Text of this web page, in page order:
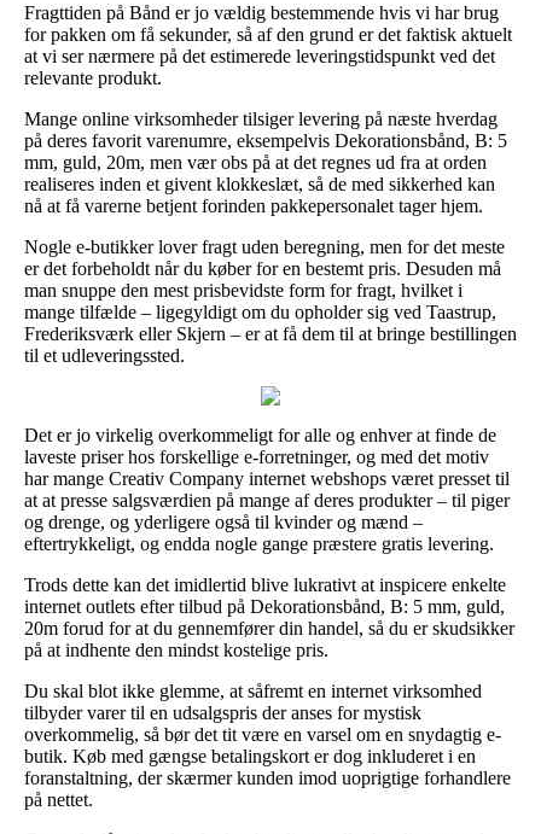
Fragttiden på Bånd er jo vældig bestemmende hvis vi har brug
for pakken om få sekunder, så af den grund er det faktisk aktuelt
at vi ser nærmere på det estimerede leveringstidspunkt ved det
relevante produkt.
Mange online virksomheder tilsiger levering på næste hverdag
på deres favorit varenumre, eksempelvis Dekorationsbånd, B: 5
mm, guld, 20m, men vær obs på at det regnes ud fra at orden
realiseres inden et givent klokkeslæt, så de med sikkerhed kan
nå at få varerne betjent forinden pakkepersonalet tager hjem.
Nogle e-butikker lover fragt uden beregning, men for det meste
er det forbeholdt når du køber for en bestemt pris. Desuden må
man snuppe den mest prisbevidste form for fragt, hvilket i
mange tilfælde – ligegyldigt om du opholder sig ved Taastrup,
Frederiksværk eller Skjern – er at få dem til at bringe bestillingen
til et udleveringssted.
Det er jo virkelig overkommeligt for alle og enhver at finde de
laveste priser hos forskellige e-forretninger, og med det motiv
har mange Creativ Company internet webshops været presset til
at at presse salgsværdien på mange af deres produkter – til piger
og drenge, og yderligere også til kvinder og mænd –
eftertrykkeligt, og endda nogle gange præstere gratis levering.
Trods dette kan det imidlertid blive lukrativt at inspicere enkelte
internet outlets efter tilbud på Dekorationsbånd, B: 5 mm, guld,
20m forud for at du gennemfører din handel, så du er skudsikker
på at indhente den mindst kostelige pris.
Du skal blot ikke glemme, at såfremt en internet virksomhed
tilbyder varer til en udsalgspris der anses for mystisk
overkommelig, så bør det tit være en varsel om en snydagtig e-
butik. Køb med gængse betalingskort er dog inkluderet i en
foranstaltning, der skærmer kunden imod uoprigtige forhandlere
på nettet.